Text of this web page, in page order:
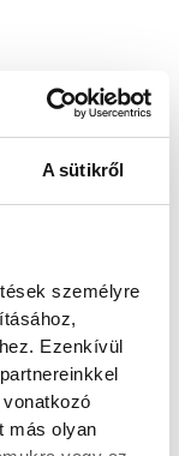
A sütikről
személyre
Ezenkívül
más olyan
tettes ellen
miatt.